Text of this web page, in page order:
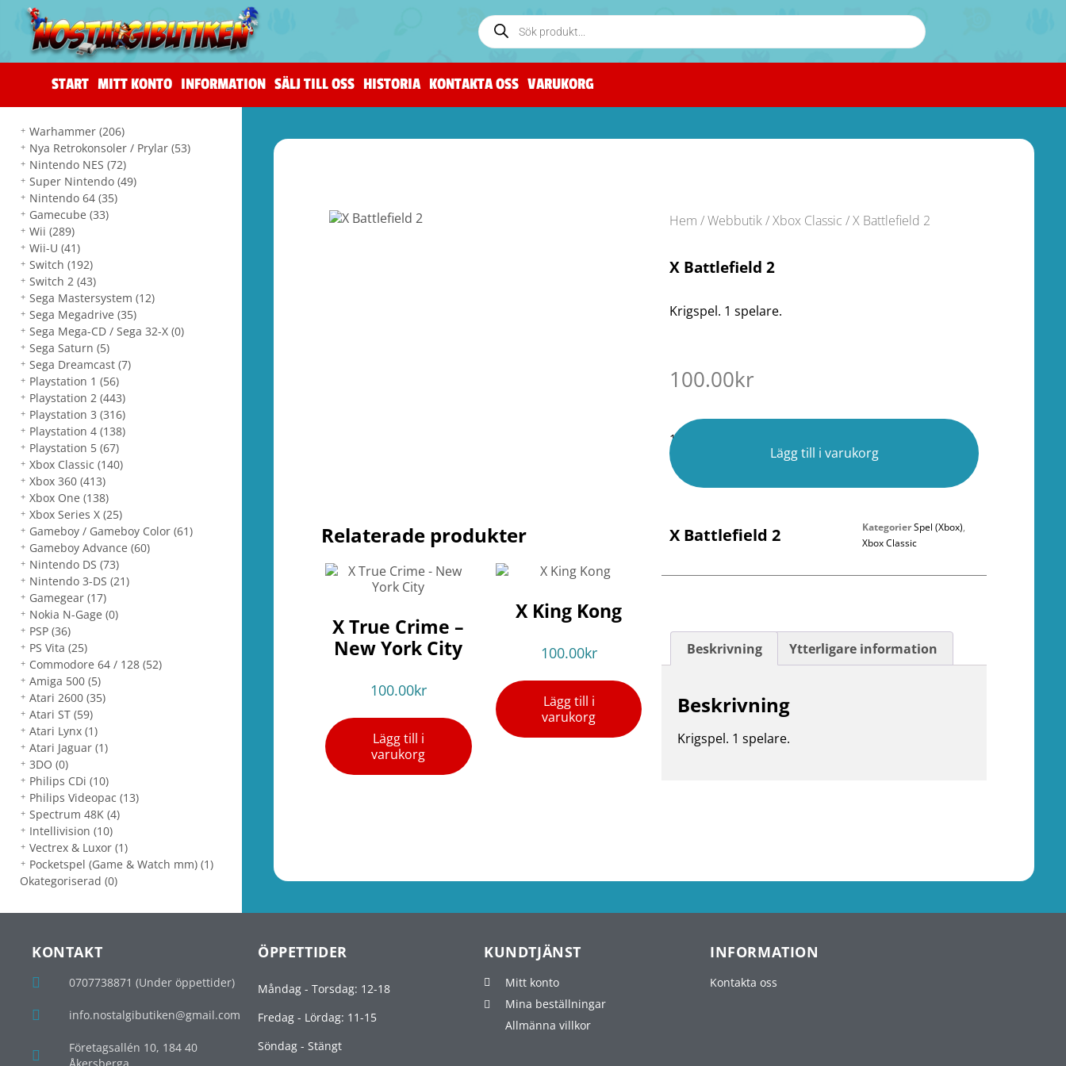
START MITT KONTO INFORMATION SÄLJ TILL OSS HISTORIA KONTAKTA OSS VARUKORG
Warhammer(206)
Nya Retrokonsoler / Prylar(53)
Nintendo NES(72)
Super Nintendo(49)
Nintendo 64(35)
Gamecube(33)
Wii(289)
Wii-U(41)
Switch(192)
Switch 2(43)
Sega Mastersystem(12)
Sega Megadrive(35)
Sega Mega-CD / Sega 32-X(0)
Sega Saturn(5)
Sega Dreamcast(7)
Playstation 1(56)
Playstation 2(443)
Playstation 3(316)
Playstation 4(138)
Playstation 5(67)
Xbox Classic(140)
Xbox 360(413)
Xbox One(138)
Xbox Series X(25)
Gameboy / Gameboy Color(61)
Gameboy Advance(60)
Nintendo DS(73)
Nintendo 3-DS(21)
Gamegear(17)
Nokia N-Gage(0)
PSP(36)
PS Vita(25)
Commodore 64 / 128(52)
Amiga 500(5)
Atari 2600(35)
Atari ST(59)
Atari Lynx(1)
Atari Jaguar(1)
3DO(0)
Philips CDi(10)
Philips Videopac(13)
Spectrum 48K(4)
Intellivision(10)
Vectrex & Luxor(1)
Pocketspel (Game & Watch mm)(1)
Okategoriserad (0)
Hem /Webbutik/Xbox Classic / X Battlefield 2
X Battlefield 2
Krigspel. 1 spelare.
100.00kr
1 i lager
Lägg till i varukorg
Relaterade produkter
X True Crime –
New York City
100.00kr
Lägg till i
varukorg
X King Kong
100.00kr
Lägg till i
varukorg
X Battlefield 2 KategorierSpel (Xbox),
Xbox Classic
Beskrivning Ytterligare information
Beskrivning
Krigspel. 1 spelare.
KONTAKT
0707738871 (Under öppettider)
info.nostalgibutiken@gmail.com
Företagsallén 10, 184 40
ÖPPETTIDER
Måndag - Torsdag: 12-18
Fredag - Lördag: 11-15
Söndag - Stängt
KUNDTJÄNST
Mitt konto
Mina beställningar
Allmänna villkor
INFORMATION
Kontakta oss